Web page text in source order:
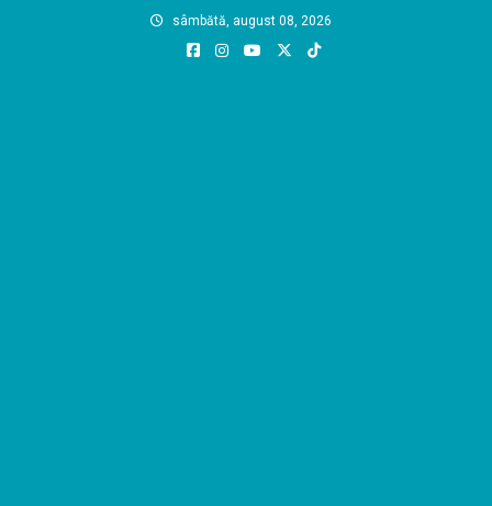
sâmbătă, august 08, 2026